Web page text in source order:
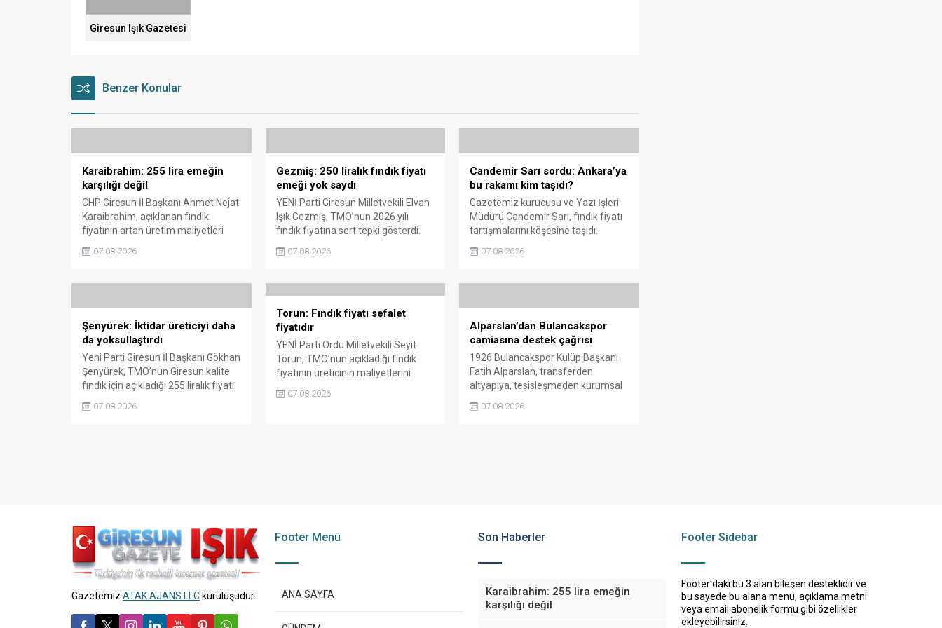
Giresun Işık Gazetesi
Benzer Konular
Karaibrahim: 255 lira emeğin
karşılığı değil
CHP Giresun İl Başkanı Ahmet Nejat
Karaibrahim, açıklanan fındık
fiyatının artan üretim maliyetleri
belirterek, üreticinin emeğinin
sürdürülebilir üretim için fiyat
söyledi.
07.08.2026
Gezmiş: 250 liralık fındık fiyatı
emeği yok saydı
YENİ Parti Giresun Milletvekili Elvan
Işık Gezmiş, TMO’nun 2026 yılı
fındık fiyatına sert tepki gösterdi.
maliyetlerini karşılamadığını belirten
geldiğinde üretici de yok sayacaktır”
07.08.2026
Candemir Sarı sordu: Ankara’ya
bu rakamı kim taşıdı?
Gazetemiz kurucusu ve Yazı İşleri
Müdürü Candemir Sarı, fındık fiyatı
tartışmalarını köşesine taşıdı.
ulaştığı bir dönemde Ankara’ya 240
iddiasını gündeme getiren Sarı,
07.08.2026
Şenyürek: İktidar üreticiyi daha
da yoksullaştırdı
Yeni Parti Giresun İl Başkanı Gökhan
Şenyürek, TMO’nun Giresun kalite
fındık için açıkladığı 255 liralık fiyatı
Artışın yıllık enflasyonun altında
07.08.2026
Torun: Fındık fiyatı sefalet
fiyatıdır
YENİ Parti Ordu Milletvekili Seyit
Torun, TMO’nun açıkladığı fındık
fiyatının üreticinin maliyetlerini
fiyatın yeniden belirlenmesini
07.08.2026
Alparslan’dan Bulancakspor
camiasına destek çağrısı
1926 Bulancakspor Kulüp Başkanı
Fatih Alparslan, transferden
altyapıya, tesisleşmeden kurumsal
önemli adımlar attıklarını belirterek
07.08.2026
Gazetemiz ATAK AJANS LLC kuruluşudur.
Footer Menü
ANA SAYFA
Son Haberler
Karaibrahim: 255 lira emeğin
karşılığı değil
Footer Sidebar
Footer’daki bu 3 alan bileşen desteklidir ve
bu sayede bu alana menü, açıklama metni
veya email abonelik formu gibi özellikler
ekleyebilirsiniz.